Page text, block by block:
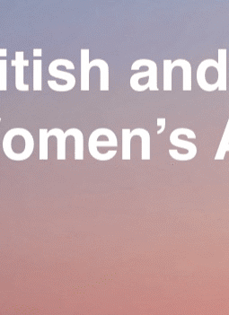
Exporter uniquement les
Ajoutez un logo, un bouton,
Our Association
Activities